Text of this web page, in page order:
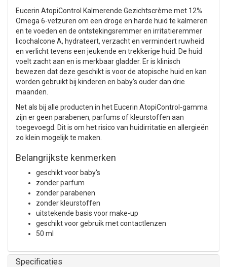
Eucerin AtopiControl Kalmerende Gezichtscrème met 12%
Omega 6-vetzuren om een droge en harde huid te kalmeren
en te voeden en de ontstekingsremmer en irritatieremmer
licochalcone A, hydrateert, verzacht en vermindert ruwheid
en verlicht tevens een jeukende en trekkerige huid. De huid
voelt zacht aan en is merkbaar gladder. Er is klinisch
bewezen dat deze geschikt is voor de atopische huid en kan
worden gebruikt bij kinderen en baby's ouder dan drie
maanden.
Net als bij alle producten in het Eucerin AtopiControl-gamma
zijn er geen parabenen, parfums of kleurstoffen aan
toegevoegd. Dit is om het risico van huidirritatie en allergieën
zo klein mogelijk te maken.
Belangrijkste kenmerken
geschikt voor baby's
zonder parfum
zonder parabenen
zonder kleurstoffen
uitstekende basis voor make-up
geschikt voor gebruik met contactlenzen
50 ml
Specificaties